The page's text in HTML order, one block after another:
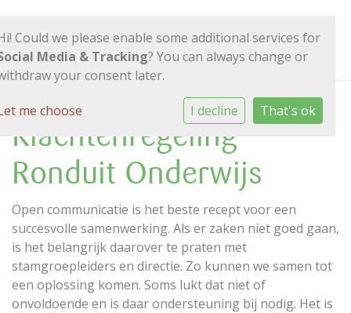
Klachtenregeling
Ronduit Onderwijs
Open communicatie is het beste recept voor een
succesvolle samenwerking. Als er zaken niet goed gaan,
is het belangrijk daarover te praten met
stamgroepleiders en directie. Zo kunnen we samen tot
een oplossing komen. Soms lukt dat niet of
onvoldoende en is daar ondersteuning bij nodig. Het is
Could we please enable some additional services for
Media & Tracking? You can always change or
your consent later.
me choose I decline That's ok